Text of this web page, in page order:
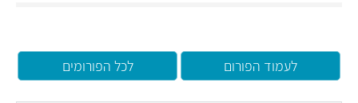
לעמוד הפורום לכל הפורומים